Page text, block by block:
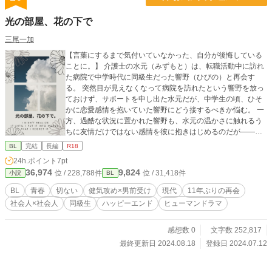
光の部屋、花の下で
三尾一加
【言葉にするまで気付いていなかった、自分が後悔している
ことに。】 介護士の水元（みずもと）は、転職活動中に訪れ
た病院で中学時代に同級生だった響野（ひびの）と再会す
る。 突然目が見えなくなって病院を訪れたという響野を放っ
ておけず、サポートを申し出た水元だが、中学生の頃、ひそ
かに恋愛感情を抱いていた響野にどう接するべきか悩む。 一
方、過酷な状況に置かれた響野も、水元の温かさに触れるう
ちに友情だけではない感情を彼に抱きはじめるのだが――。
＊－‥－‥－‥－‥－‥－‥－‥－＊ ・『ポケットのなかの
す。 ・性描写のある回には「※」マークが付きます。 ＊－‥
－‥－‥－‥－‥－‥－‥－＊ ※本編はこちら 『ポケットの
なかの空』https://www.alphapolis.co.jp/novel/728386436/42
6811899 ※第三者による無断著作物利用を禁止します
BL 完結 長編 R18
24h.ポイント 7pt
小説 36,974 位 / 228,788件 BL 9,824 位 / 31,418件
BL 青春 切ない 健気攻め×男前受け 現代
11年ぶりの再会
社会人×社会人
同級生 ハッピーエンド ヒューマンドラマ
感想数 0
文字数 252,817
最終更新日 2024.08.18
登録日 2024.07.12